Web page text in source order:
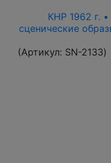
КНР 1962 г. •
сценические
(Артикул: SN-2133)